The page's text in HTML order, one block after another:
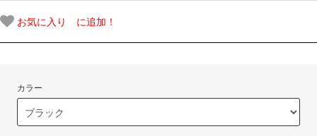
お気に入り に追加！
カラー